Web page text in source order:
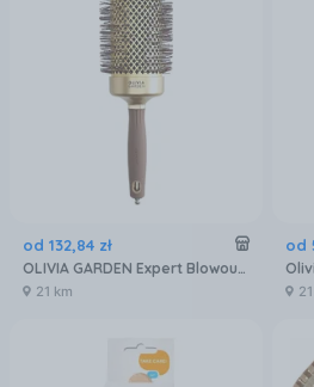
od 132,84 zł
OLIVIA GARDEN Expert Blowout Shine Szczotka do modelowania i suszenia włosów 65mm
21 km
od